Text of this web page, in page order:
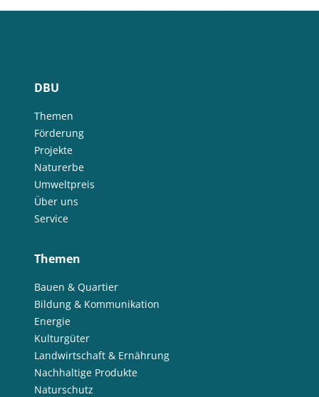
DBU
Themen
Förderung
Projekte
Naturerbe
Umweltpreis
Über uns
Service
Themen
Bauen & Quartier
Bildung & Kommunikation
Energie
Kulturgüter
Landwirtschaft & Ernährung
Nachhaltige Produkte
Naturschutz